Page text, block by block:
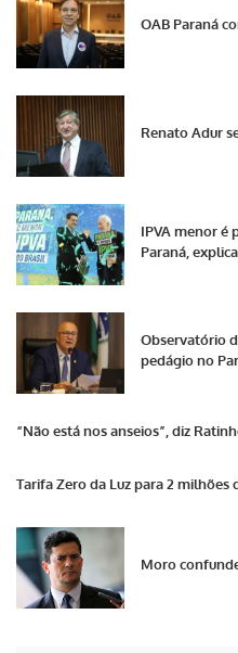
OAB Paraná
Renato Adur
IPVA menor é
Paraná,
Observatório
pedágio no
“Não está nos anseios”, diz
Tarifa Zero da Luz para 2 milhões
Moro